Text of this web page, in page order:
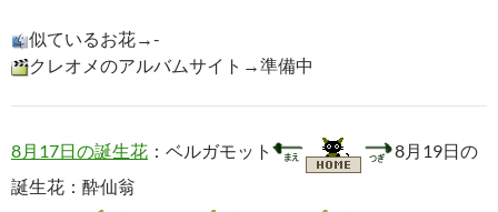
似ているお花→-
クレオメのアルバムサイト→準備中
8月17日の誕生花 ：ベルガモット
8月19日の
誕生花：酔仙翁